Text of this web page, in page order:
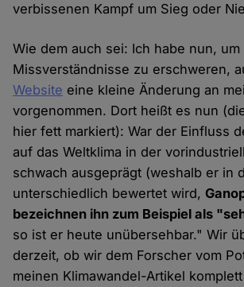
verbissenen Kampf um Sieg oder
Wie dem auch sei: Ich habe nun, um
Missverständnisse zu erschweren,
Website eine kleine Änderung an
vorgenommen. Dort heißt es nun
hier fett markiert): War der Einfluss
auf das Weltklima in der
schwach ausgeprägt (weshalb er in
unterschiedlich bewertet wird,
bezeichnen ihn zum Beispiel als
so ist er heute unübersehbar." Wir
derzeit, ob wir dem Forscher vom
meinen Klimawandel-Artikel